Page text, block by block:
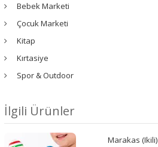
Bebek Marketi
Çocuk Marketi
Kitap
Kırtasiye
Spor & Outdoor
İlgili Ürünler
Marakas (Ikili)